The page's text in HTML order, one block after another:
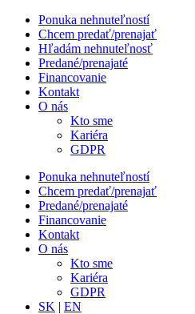
Ponuka nehnuteľností
Chcem predať/prenajať
Hľadám nehnuteľnosť
Predané/prenajaté
Financovanie
Kontakt
O nás
Kto sme
Kariéra
GDPR
Ponuka nehnuteľností
Chcem predať/prenajať
Predané/prenajaté
Financovanie
Kontakt
O nás
Kto sme
Kariéra
GDPR
SK | EN